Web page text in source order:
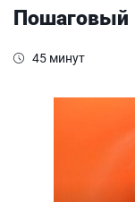
Пошаговый
45 минут